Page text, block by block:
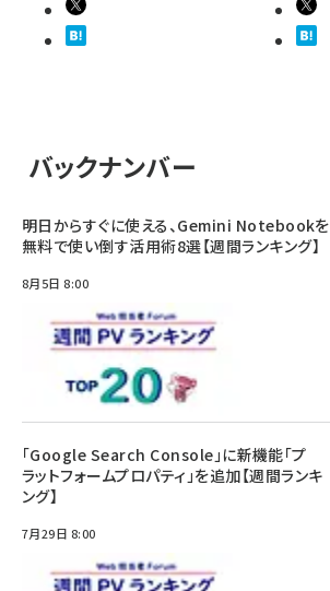
バックナンバー
明日からすぐに使える、Gemini Notebookを
無料で使い倒す活用術8選【週間ランキング】
8月5日 8:00
「Google Search Console」に新機能「プ
ラットフォームプロパティ」を追加【週間ランキ
ング】
7月29日 8:00